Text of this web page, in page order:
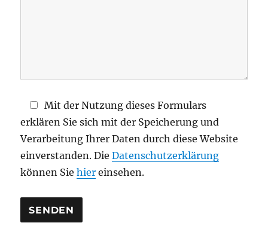
l
e
e
r
Mit der Nutzung dieses Formulars
erklären Sie sich mit der Speicherung und
Verarbeitung Ihrer Daten durch diese Website
einverstanden. DieDatenschutzerklärung
können Siehier einsehen.